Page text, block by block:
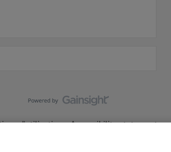
d'utilisation Accessibility statement